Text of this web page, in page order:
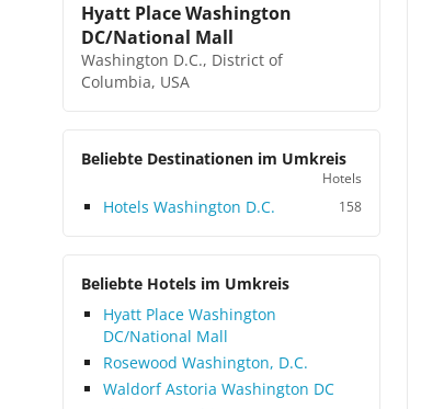
Hyatt Place Washington
DC/National Mall
Washington D.C., District of
Columbia, USA
Beliebte Destinationen im Umkreis
Hotels
Hotels Washington D.C. 158
Beliebte Hotels im Umkreis
Hyatt Place Washington
DC/National Mall
Rosewood Washington, D.C.
Waldorf Astoria Washington DC